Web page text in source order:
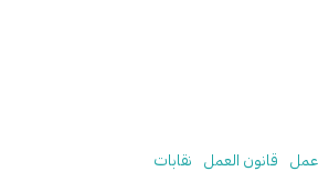
عمل قانون العمل نقابات